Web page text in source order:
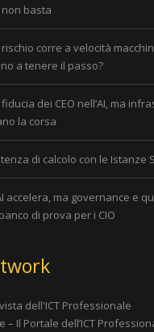
basta
rischio corre a velocità
a tenere il passo?
dei CEO nell’AI, ma
la corsa
di calcolo con le Istanze
accelera, ma governance e
di prova per i CIO
dell'ICT Professionale
– Il Portale dell’ICT